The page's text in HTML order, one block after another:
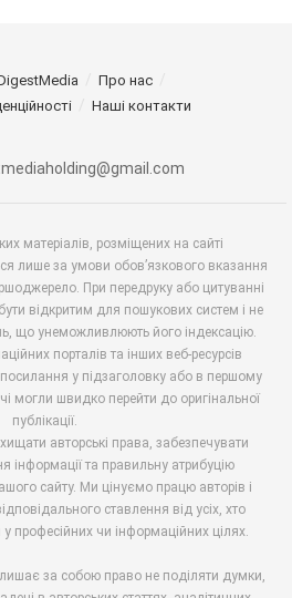
Про нас
Наші контакти
матеріалів, розміщених на сайті
лише за умови обов’язкового вказання
При передруку або цитуванні
відкритим для пошукових систем і не
що унеможливлюють його індексацію.
порталів та інших веб-ресурсів
у підзаголовку або в першому
могли швидко перейти до оригінальної
публікації.
авторські права, забезпечувати
інформації та правильну атрибуцію
сайту. Ми цінуємо працю авторів і
ставлення від усіх, хто
професійних чи інформаційних цілях.
за собою право не поділяти думки,